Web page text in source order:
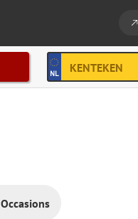
Occasions